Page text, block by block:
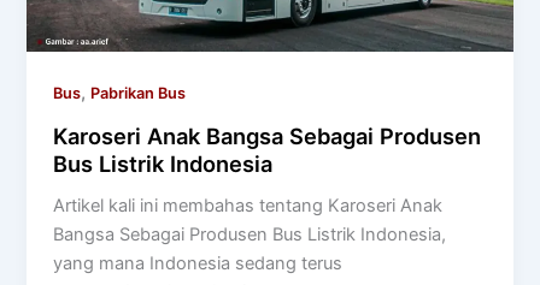
Bus, Pabrikan Bus
Karoseri Anak Bangsa Sebagai Produsen
Bus Listrik Indonesia
Artikel kali ini membahas tentang Karoseri Anak
Bangsa Sebagai Produsen Bus Listrik Indonesia,
yang mana Indonesia sedang terus